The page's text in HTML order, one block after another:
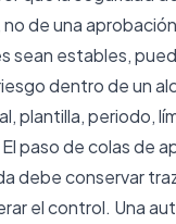
de una
sean estables,
dentro de un
plantilla, periodo,
pasode colas de
debe conservar
el control. Una